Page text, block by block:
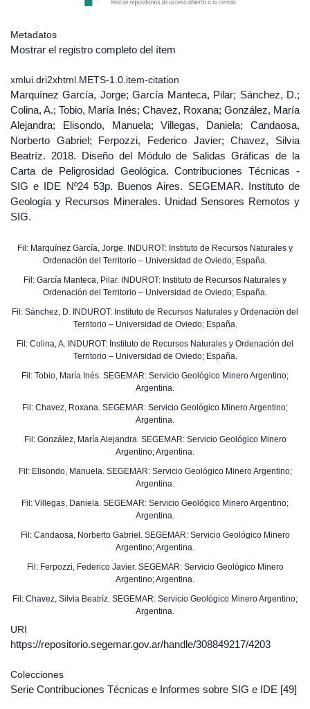
Metadatos
Mostrar el registro completo del ítem
xmlui.dri2xhtml.METS-1.0.item-citation
Marquínez García, Jorge; García Manteca, Pilar; Sánchez, D.;
Colina, A.; Tobio, María Inés; Chavez, Roxana; González, María
Alejandra; Elisondo, Manuela; Villegas, Daniela; Candaosa,
Norberto Gabriel; Ferpozzi, Federico Javier; Chavez, Silvia
Beatríz. 2018. Diseño del Módulo de Salidas Gráficas de la
Carta de Peligrosidad Geológica. Contribuciones Técnicas -
SIG e IDE Nº24 53p. Buenos Aires. SEGEMAR. Instituto de
Geología y Recursos Minerales. Unidad Sensores Remotos y
SIG.
Fil: Marquínez García, Jorge. INDUROT: Instituto de Recursos Naturales y
Ordenación del Territorio – Universidad de Oviedo; España.
Fil: García Manteca, Pilar. INDUROT: Instituto de Recursos Naturales y
Ordenación del Territorio – Universidad de Oviedo; España.
Fil: Sánchez, D. INDUROT: Instituto de Recursos Naturales y Ordenación del
Territorio – Universidad de Oviedo; España.
Fil: Colina, A. INDUROT: Instituto de Recursos Naturales y Ordenación del
Territorio – Universidad de Oviedo; España.
Fil: Tobio, María Inés. SEGEMAR: Servicio Geológico Minero Argentino;
Argentina.
Fil: Chavez, Roxana. SEGEMAR: Servicio Geológico Minero Argentino;
Argentina.
Fil: González, María Alejandra. SEGEMAR: Servicio Geológico Minero
Argentino; Argentina.
Fil: Elisondo, Manuela. SEGEMAR: Servicio Geológico Minero Argentino;
Argentina.
Fil: Villegas, Daniela. SEGEMAR: Servicio Geológico Minero Argentino;
Argentina.
Fil: Candaosa, Norberto Gabriel. SEGEMAR: Servicio Geológico Minero
Argentino; Argentina.
Fil: Ferpozzi, Federico Javier. SEGEMAR: Servicio Geológico Minero
Argentino; Argentina.
Fil: Chavez, Silvia Beatríz. SEGEMAR: Servicio Geológico Minero Argentino;
Argentina.
URI
https://repositorio.segemar.gov.ar/handle/308849217/4203
Colecciones
Serie Contribuciones Técnicas e Informes sobre SIG e IDE [49]